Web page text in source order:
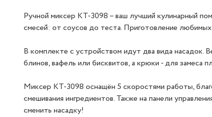
Ручной миксер КТ-3098 – ваш лучший кулинарный
смесей: от соусов до теста. Приготовление
В комплекте с устройством идут два вида насадок.
блинов, вафель или бисквитов, а крюки - для замеса
Миксер КТ-3098 оснащён 5 скоростями работы,
смешивания ингредиентов. Также на панели
сменить насадку!